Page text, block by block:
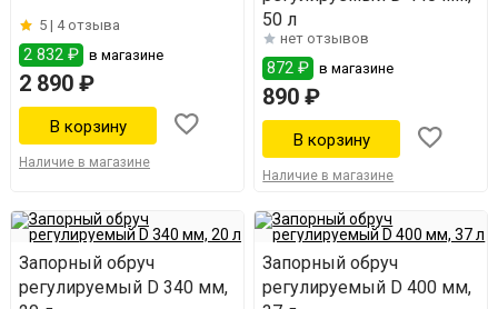
5 | 4 отзыва
2 832 ₽ в магазине
2 890 ₽
Наличие в магазине
50 л
нет отзывов
872 ₽ в магазине
890 ₽
Наличие в магазине
Запорный обруч
регулируемый D 340 мм,
Запорный обруч
регулируемый D 400 мм,